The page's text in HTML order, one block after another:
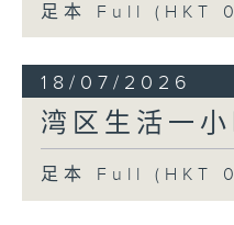
足本 Full (HKT
18/07/2026
湾区生活一小
足本 Full (HKT